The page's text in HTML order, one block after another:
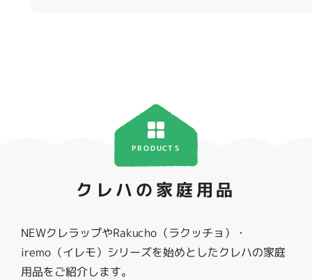
PRODUCTS
クレハの家庭用品
NEWクレラップやRakucho（ラクッチョ）・
iremo（イレモ）シリーズを始めとしたクレハの家庭
用品をご紹介します。